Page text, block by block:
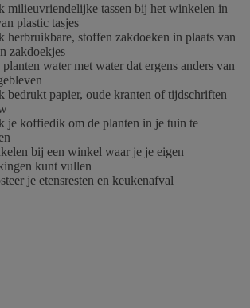
milieuvriendelijke tassen bij het winkelen in
plastic tasjes
herbruikbare, stoffen zakdoeken in plaats van
zakdoekjes
water met water dat ergens anders van
bedrukt papier, oude kranten of tijdschriften
je koffiedik om de planten in je tuin te
bij een winkel waar je je eigen
kunt vullen
je etensresten en keukenafval